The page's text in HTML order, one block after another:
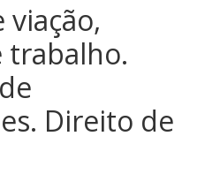
trabalho.
Direito de